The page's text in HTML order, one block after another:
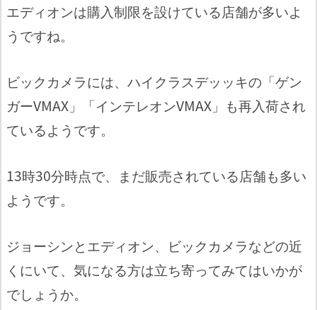
エディオンは購入制限を設けている店舗が多いよ
うですね。
ビックカメラには、ハイクラスデッッキの「ゲン
ガーVMAX」「インテレオンVMAX」も再入荷され
ているようです。
13時30分時点で、まだ販売されている店舗も多い
ようです。
ジョーシンとエディオン、ビックカメラなどの近
くにいて、気になる方は立ち寄ってみてはいかが
でしょうか。